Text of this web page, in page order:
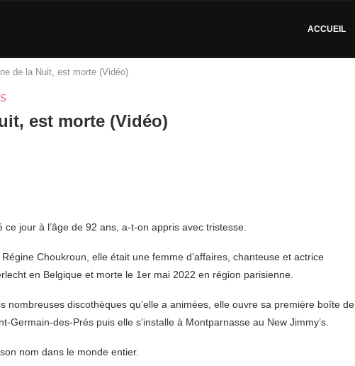
ACCUEIL
de la Nuit, est morte (Vidéo)
est morte (Vidéo)
ce jour à l’âge de 92 ans, a-t-on appris avec tristesse.
Choukroun, elle était une femme d’affaires, chanteuse et actrice
en Belgique et morte le 1er mai 2022 en région parisienne.
nombreuses discothèques qu’elle a animées, elle ouvre sa première boîte de
Germain-des-Prés puis elle s’installe à Montparnasse au New Jimmy’s.
nom dans le monde entier.